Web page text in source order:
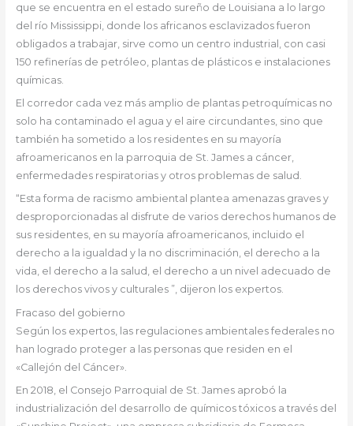
que se encuentra en el estado sureño de Louisiana a lo largo
del río Mississippi, donde los africanos esclavizados fueron
obligados a trabajar, sirve como un centro industrial, con casi
150 refinerías de petróleo, plantas de plásticos e instalaciones
químicas.
El corredor cada vez más amplio de plantas petroquímicas no
solo ha contaminado el agua y el aire circundantes, sino que
también ha sometido a los residentes en su mayoría
afroamericanos en la parroquia de St. James a cáncer,
enfermedades respiratorias y otros problemas de salud.
“Esta forma de racismo ambiental plantea amenazas graves y
desproporcionadas al disfrute de varios derechos humanos de
sus residentes, en su mayoría afroamericanos, incluido el
derecho a la igualdad y la no discriminación, el derecho a la
vida, el derecho a la salud, el derecho a un nivel adecuado de
los derechos vivos y culturales ”, dijeron los expertos.
Fracaso del gobierno
Según los expertos, las regulaciones ambientales federales no
han logrado proteger a las personas que residen en el
«Callejón del Cáncer».
En 2018, el Consejo Parroquial de St. James aprobó la
industrialización del desarrollo de químicos tóxicos a través del